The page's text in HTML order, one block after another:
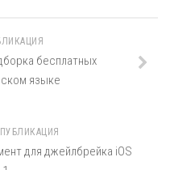
бесплатных
языке
для джейлбрейка iOS